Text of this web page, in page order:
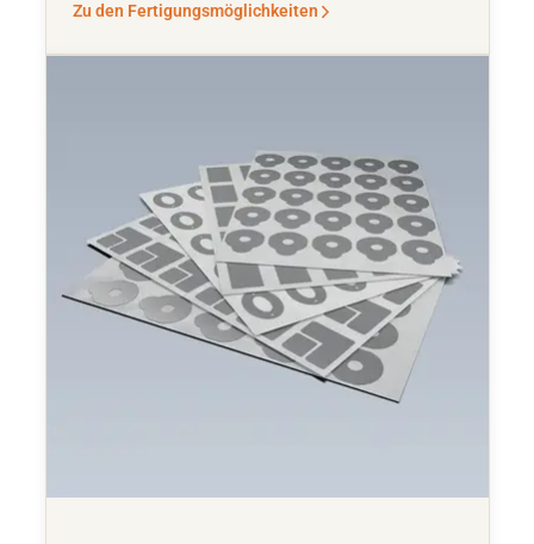
Zu den Fertigungsmöglichkeiten